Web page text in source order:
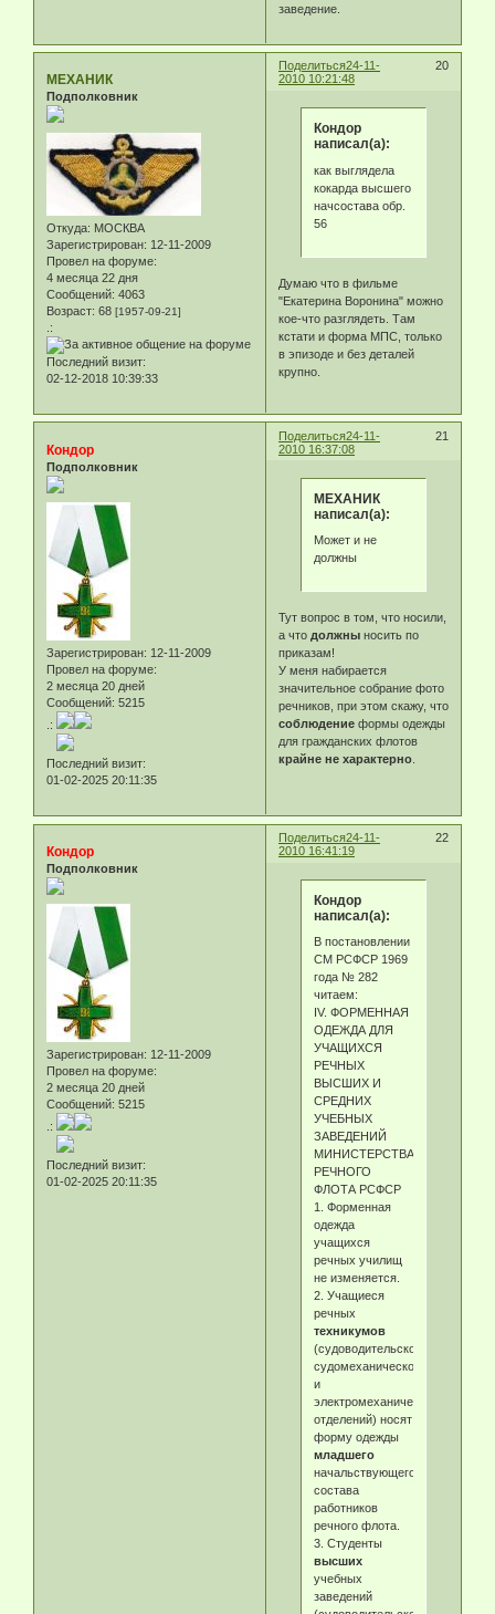
заведение.
Поделиться 20
24-11-
2010 10:21:48
МЕХАНИК
Подполковник
Откуда: МОСКВА
Зарегистрирован: 12-11-2009
Провел на форуме:
4 месяца 22 дня
Сообщений: 4063
Возраст: 68 [1957-09-21]
.:
Последний визит:
02-12-2018 10:39:33
Кондор
написал(а):
как выглядела
кокарда высшего
начсостава обр.
56
Думаю что в фильме
"Екатерина Воронина" можно
кое-что разглядеть. Там
кстати и форма МПС, только
в эпизоде и без деталей
крупно.
Поделиться 21
24-11-
2010 16:37:08
Кондор
Подполковник
Зарегистрирован: 12-11-2009
Провел на форуме:
2 месяца 20 дней
Сообщений: 5215
.:
Последний визит:
01-02-2025 20:11:35
МЕХАНИК
написал(а):
Может и не
должны
Тут вопрос в том, что носили,
а чтодолжны носить по
приказам!
У меня набирается
значительное собрание фото
речников, при этом скажу, что
соблюдениеформы одежды
для гражданских флотов
крайне не характерно.
Поделиться 22
24-11-
2010 16:41:19
Кондор
Подполковник
Зарегистрирован: 12-11-2009
Провел на форуме:
2 месяца 20 дней
Сообщений: 5215
.:
Последний визит:
01-02-2025 20:11:35
Кондор
написал(а):
В постановлении
СМ РСФСР 1969
года № 282
читаем:
IV. ФОРМЕННАЯ
ОДЕЖДА ДЛЯ
УЧАЩИХСЯ
РЕЧНЫХ
ВЫСШИХ И
СРЕДНИХ
УЧЕБНЫХ
ЗАВЕДЕНИЙ
МИНИСТЕРСТВА
РЕЧНОГО
ФЛОТА РСФСР
1. Форменная
одежда
учащихся
речных училищ
не изменяется.
2. Учащиеся
речных
техникумов
(судоводительского,
судомеханического
и
электромеханического
отделений) носят
форму одежды
младшего
начальствующего
состава
работников
речного флота.
3. Студенты
высших
учебных
заведений